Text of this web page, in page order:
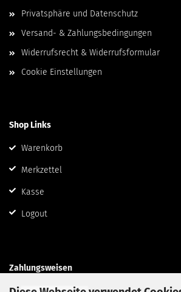
Privatsphäre und Datenschutz
Versand- & Zahlungsbedingungen
Widerrufsrecht & Widerrufsformular
Cookie Einstellungen
Shop Links
Warenkorb
Merkzettel
Kasse
Logout
Zahlungsweisen